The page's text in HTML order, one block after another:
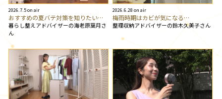
2026.7.5 on air
おすすめの夏バテ対策を知りたい…
暮らし整えアドバイザーの海老原葉月さ
ん
2026.6.28 on air
梅雨時期はカビが気になる…
整理収納アドバイザーの鈴木久美子さん